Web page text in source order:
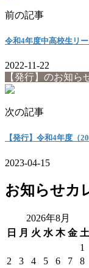
前の記事
令和4年度中高校生リ
2022-11-22
【発行】のお知ら
次の記事
【発行】令和4年度（
2023-04-15
お知らせカ
2026年8月
日
月 火 水 木 金 土
1
2
3 4 5 6 7
8